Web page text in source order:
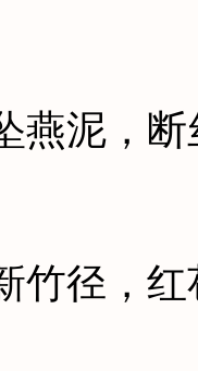
泥，断
径，红